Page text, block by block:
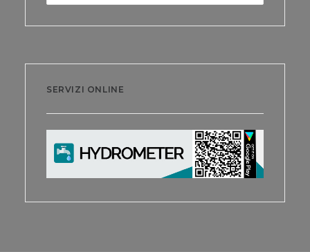
SERVIZI ONLINE